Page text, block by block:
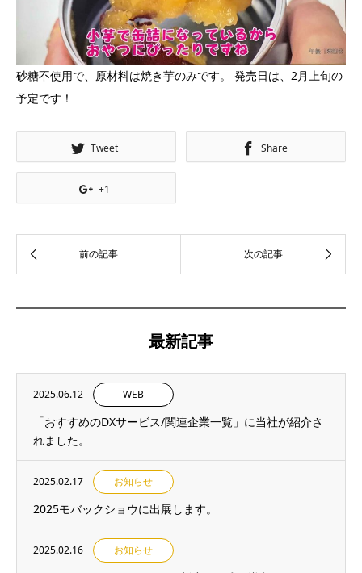
砂糖不使用で、原材料は焼き芋のみです。 発売日は、2月上旬の
予定です！
Tweet Share
+1
最新記事
2025.06.12 WEB
「おすすめのDXサービス/関連企業一覧」に当社が紹介さ
れました。
2025.02.17 お知らせ
2025モバックショウに出展します。
2025.02.16 お知らせ